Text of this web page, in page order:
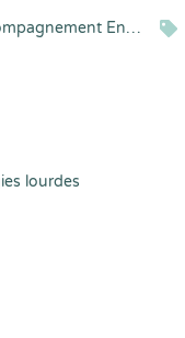
Accompagnement Enfant et Adolescent
lourdes